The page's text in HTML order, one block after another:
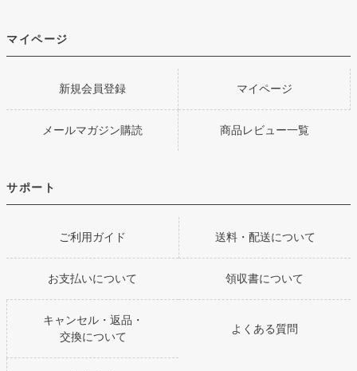
マイページ
新規会員登録 マイページ
メールマガジン購読 商品レビュー一覧
サポート
ご利用ガイド 送料・配送について
お支払いについて 領収書について
キャンセル・返品・
交換について
よくある質問